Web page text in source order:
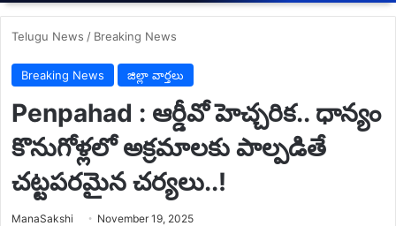
Telugu News / Breaking News
Breaking News జిల్లా వార్తలు
Penpahad : ఆర్డీవో హెచ్చరిక.. ధాన్యం
కొనుగోళ్లలో అక్రమాలకు పాల్పడితే
చట్టపరమైన చర్యలు..!
ManaSakshi Send November 19, 2025